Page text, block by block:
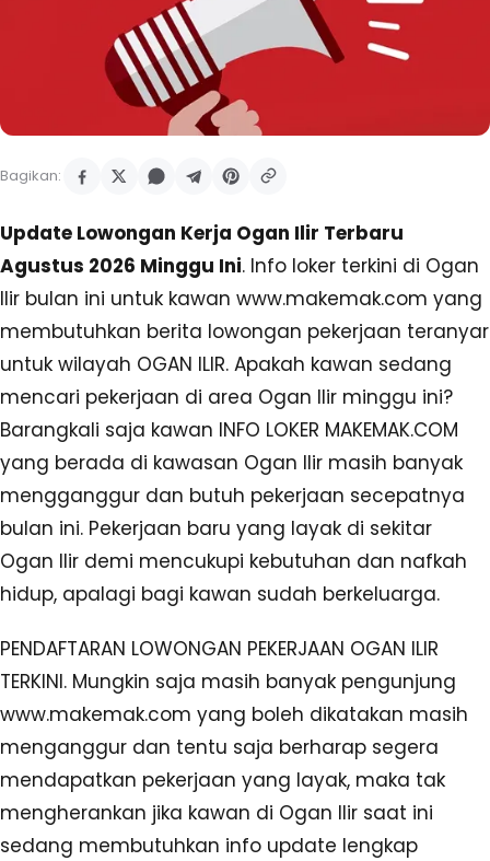
Bagikan:
Update Lowongan Kerja Ogan Ilir Terbaru
Agustus 2026 Minggu Ini. Info loker terkini di Ogan
Ilir bulan ini untuk kawan www.makemak.com yang
membutuhkan berita lowongan pekerjaan teranyar
untuk wilayah OGAN ILIR. Apakah kawan sedang
mencari pekerjaan di area Ogan Ilir minggu ini?
Barangkali saja kawan INFO LOKER MAKEMAK.COM
yang berada di kawasan Ogan Ilir masih banyak
mengganggur dan butuh pekerjaan secepatnya
bulan ini. Pekerjaan baru yang layak di sekitar
Ogan Ilir demi mencukupi kebutuhan dan nafkah
hidup, apalagi bagi kawan sudah berkeluarga.
PENDAFTARAN LOWONGAN PEKERJAAN OGAN ILIR
TERKINI. Mungkin saja masih banyak pengunjung
www.makemak.com yang boleh dikatakan masih
menganggur dan tentu saja berharap segera
mendapatkan pekerjaan yang layak, maka tak
mengherankan jika kawan di Ogan Ilir saat ini
sedang membutuhkan info update lengkap